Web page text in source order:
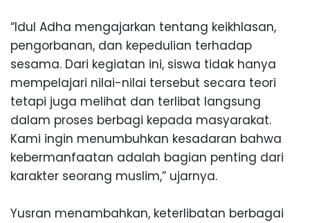
“Idul Adha mengajarkan tentang keikhlasan,
pengorbanan, dan kepedulian terhadap
sesama. Dari kegiatan ini, siswa tidak hanya
mempelajari nilai-nilai tersebut secara teori
tetapi juga melihat dan terlibat langsung
dalam proses berbagi kepada masyarakat.
Kami ingin menumbuhkan kesadaran bahwa
kebermanfaatan adalah bagian penting dari
karakter seorang muslim,” ujarnya.
Yusran menambahkan, keterlibatan berbagai